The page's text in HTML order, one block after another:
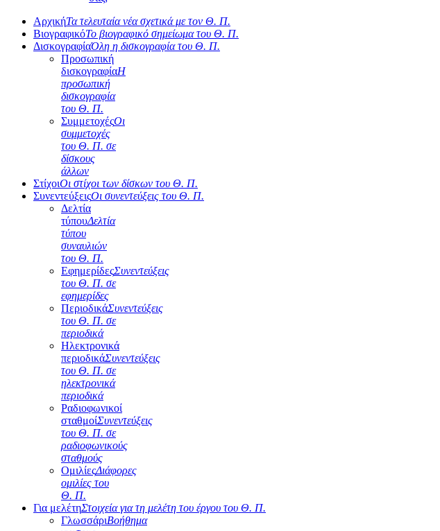
ΑρχικήΤα τελευταία νέα σχετικά με τον Θ. Π.
ΒιογραφικόΤο βιογραφικό σημείωμα του Θ. Π.
ΔισκογραφίαΌλη η δισκογραφία του Θ. Π.
Προσωπική
δισκογραφίαΗ
προσωπική
δισκογραφία
του Θ. Π.
ΣυμμετοχέςΟι
συμμετοχές
του Θ. Π. σε
δίσκους
άλλων
ΣτίχοιΟι στίχοι των δίσκων του Θ. Π.
ΣυνεντεύξειςΟι συνεντεύξεις του Θ. Π.
Δελτία
τύπουΔελτία
τύπου
συναυλιών
του Θ. Π.
ΕφημερίδεςΣυνεντεύξεις
του Θ. Π. σε
εφημερίδες
ΠεριοδικάΣυνεντεύξεις
του Θ. Π. σε
περιοδικά
Ηλεκτρονικά
περιοδικάΣυνεντεύξεις
του Θ. Π. σε
ηλεκτρονικά
περιοδικά
Ραδιοφωνικοί
σταθμοίΣυνεντεύξεις
του Θ. Π. σε
ραδιοφωνικούς
σταθμούς
ΟμιλίεςΔιάφορες
ομιλίες του
Θ. Π.
Για μελέτηΣτοιχεία για τη μελέτη του έργου του Θ. Π.
ΓλωσσάριΒοήθημα